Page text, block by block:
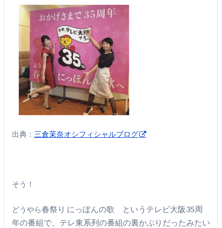
出典： 三倉茉奈オシフィシャルブログ
そう！
どうやら春祭り にっぽんの歌 というテレビ大阪35周
年の番組で、テレ東系列の番組の裏かぶりだったみたい